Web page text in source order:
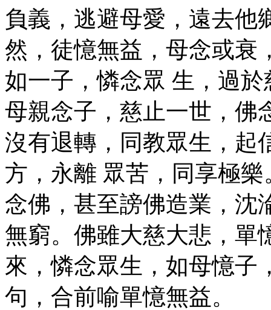
負義，逃避母愛，遠去他
然，徒憶無益，母念或衰
如一子，憐念眾 生，過
母親念子，慈止一世，佛
沒有退轉，同教眾生，起
方，永離 眾苦，同享極
念佛，甚至謗佛造業，沈
無窮。佛雖大慈大悲，單
來，憐念眾生，如母憶子
句，合前喻單憶無益。